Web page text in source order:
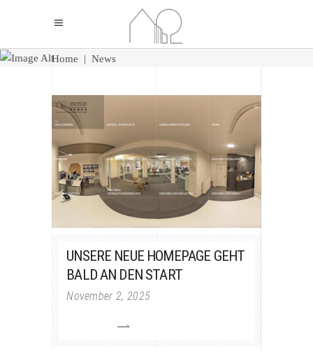
Home | News
UNSERE NEUE HOMEPAGE GEHT
BALD AN DEN START
November 2, 2025